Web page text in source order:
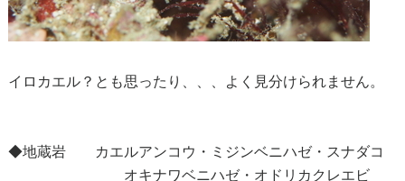
イロカエル？とも思ったり、、、よく見分けられません。
◆地蔵岩 カエルアンコウ・ミジンベニハゼ・スナダコ
オキナワベニハゼ・オドリカクレエビ